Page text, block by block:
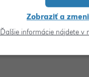
Zobraziť a
Ďalšie informácie nájdete v